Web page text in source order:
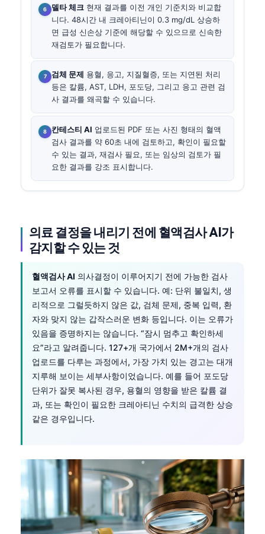
델타 체크 현재 결과를 이전 개인 기준치와 비교합
니다. 48시간 내 크레아티닌이 0.3 mg/dL 상승하
면 급성 신손상 기준에 해당할 수 있으므로 신속한
재검토가 필요합니다.
검체 문제 용혈, 응고, 지질혈증, 또는 지연된 처리
등은 칼륨, AST, LDH, 포도당, 그리고 응고 관련 검
사 결과를 왜곡할 수 있습니다.
칸테스티 AI 업로드된 PDF 또는 사진 형태의 혈액
검사 결과를 약 60초 내에 검토하고, 확인이 필요할
수 있는 결과, 재검사 필요, 또는 임상의 검토가 필
요한 결과를 강조 표시합니다.
의료 결정을 내리기 전에 혈액검사 AI가
감지할 수 있는 것
혈액검사 AI 의사결정이 이루어지기 전에 가능한 검사
보고서 오류를 표시할 수 있습니다. 예: 단위 불일치, 생
리적으로 그럴듯하지 않은 값, 검체 문제, 중복 입력, 환
자와 맞지 않는 갑작스러운 변화 등입니다. 이는 오류가
있음을 증명하지는 않습니다. “잠시 멈추고 확인하세
요”라고 알려줍니다. 127+개 국가에서 2M+개의 검사
업로드를 다루는 과정에서, 가장 가치 있는 경고는 대개
지루해 보이는 세부사항이었습니다. 예를 들어 포도당
단위가 잘못 복사된 경우, 용혈의 영향을 받은 칼륨 결
과, 또는 확인이 필요한 크레아티닌 수치의 급격한 상승
같은 경우입니다.